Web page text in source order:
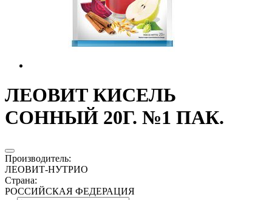
ЛЕОВИТ КИСЕЛЬ
СОННЫЙ 20Г. №1 ПАК.
Производитель:
ЛЕОВИТ-НУТРИО
Страна:
РОССИЙСКАЯ ФЕДЕРАЦИЯ